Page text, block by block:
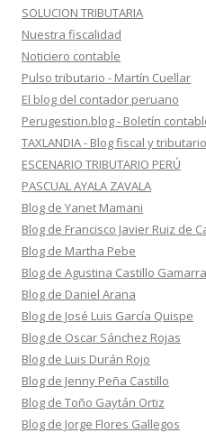
SOLUCION TRIBUTARIA
Nuestra fiscalidad
Noticiero contable
Pulso tributario - Martín Cuellar
El blog del contador peruano
Perugestion.blog - Boletín
TAXLANDIA - Blog fiscal y tributario
ESCENARIO TRIBUTARIO PERÚ
PASCUAL AYALA ZAVALA
Blog de Yanet Mamani
Blog de Francisco Javier Ruiz de
Blog de Martha Pebe
Blog de Agustina Castillo Gamarra
Blog de Daniel Arana
Blog de José Luis García Quispe
Blog de Oscar Sánchez Rojas
Blog de Luis Durán Rojo
Blog de Jenny Peña Castillo
Blog de Toño Gaytán Ortiz
Blog de Jorge Flores Gallegos